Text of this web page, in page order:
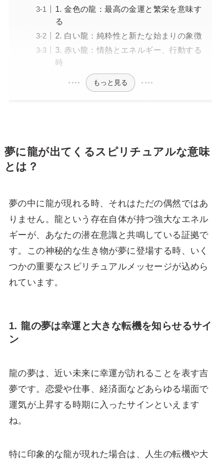
1. 金色の龍：最高の金運と繁栄を意味す
る
2. 白い龍：純粋性と新たな始まりの象徴
3. 赤い龍：情熱とエネルギー、行動する
時
もっと見る
夢に龍が出てくるスピリチュアルな意味
とは？
夢の中に龍が現れる時、それはただの偶然ではあ
りません。龍という存在自体が持つ強大なエネル
ギーが、あなたの潜在意識と共鳴している証拠で
す。この神秘的な生き物が夢に登場する時、いく
つかの重要なスピリチュアルメッセージが込めら
れています。
1. 龍の夢は幸運と大きな転機を知らせるサイ
ン
龍の夢は、近い未来に幸運が訪れることを表す吉
夢です。恋愛や仕事、経済面などあらゆる場面で
運気が上昇する時期に入ったサインといえます
ね。
特に印象的な龍が現れた場合は、人生の転機や大